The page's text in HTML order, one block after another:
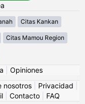
Citas Kankan
Citas Mamou Region
Opiniones
nosotros Privacidad
Contacto FAQ